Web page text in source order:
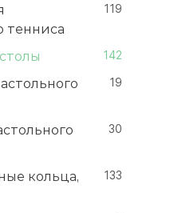
тенниса
119
142
19
30
кольца,
133